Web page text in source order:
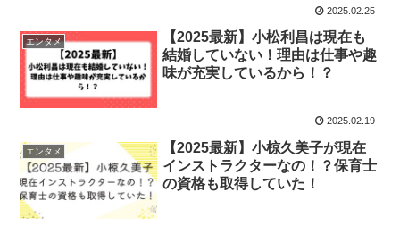
2025.02.25
エンタメ
【2025最新】小松利昌は現在も
結婚していない！理由は仕事や趣
味が充実しているから！？
2025.02.19
エンタメ
【2025最新】小椋久美子が現在
インストラクターなの！？保育士
の資格も取得していた！